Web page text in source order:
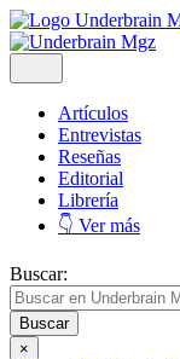
Artículos
Entrevistas
Reseñas
Editorial
Librería
👇 Ver más
Buscar:
×